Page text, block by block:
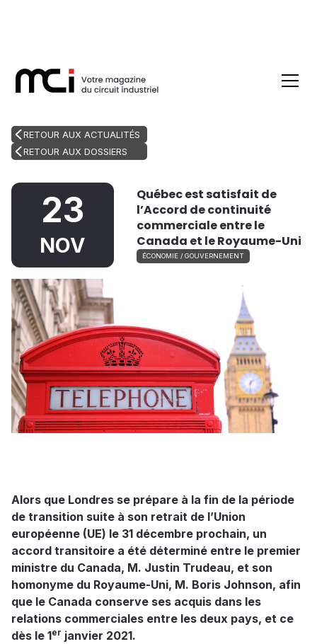
RETOUR AUX ACTUALITÉS
RETOUR AUX DOSSIERS
23
NOV
Québec est satisfait de
l’Accord de continuité
commerciale entre le
Canada et le Royaume-Uni
ÉCONOMIE / GOUVERNEMENT
Alors que Londres se prépare à la fin de la période
de transition suite à son retrait de l’Union
européenne (UE) le 31 décembre prochain, un
accord transitoire a été déterminé entre le premier
ministre du Canada, M. Justin Trudeau, et son
homonyme du Royaume-Uni, M. Boris Johnson, afin
que le Canada conserve ses acquis dans les
relations commerciales entre les deux pays, et ce
dès le 1er janvier 2021.